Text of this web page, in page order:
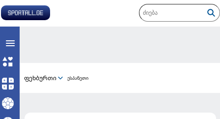
ფეხბურთი ესპანეთი